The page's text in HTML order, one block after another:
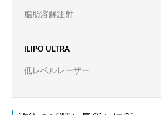
脂肪溶解注射
ILIPO ULTRA
低レベルレーザー